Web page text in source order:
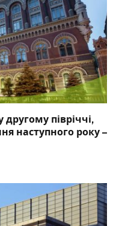
півріччі,
наступного року –